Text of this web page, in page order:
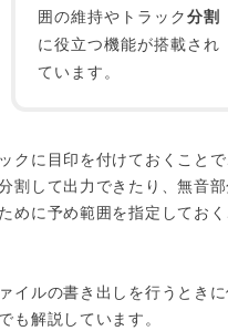
囲の維持やトラック分割
に役立つ機能が搭載され
ています。
クに目印を付けておくこと
割して出力できたり、無音
めに予め範囲を指定してお
イルの書き出しを行うとき
も解説しています。